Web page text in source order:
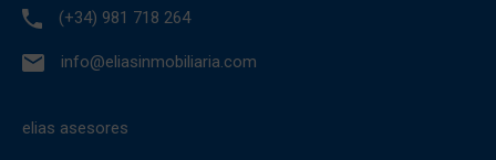
(+34) 981 718 264
info@eliasinmobiliaria.com
elias asesores